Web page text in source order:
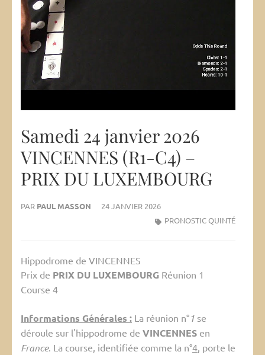
Samedi 24 janvier 2026
VINCENNES (R1-C4) –
PRIX DU LUXEMBOURG
PAR PAUL MASSON
24 JANVIER 2026
PRONOSTIC QUINTÉ
Hippodrome de VINCENNES
Prix de PRIX DU LUXEMBOURG Réunion 1
Course 4
Informations Générales : La réunion n°1 se
déroule sur l'hippodrome de VINCENNES en
France. La course, identifiée comme la n°4, porte le